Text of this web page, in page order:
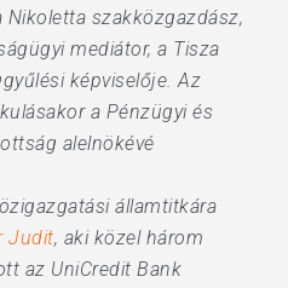
Nikoletta szakközgazdász,
mediátor, a Tisza
képviselője. Az
a Pénzügyi és
alelnökévé
államtitkára
Judit, aki közel három
az UniCredit Bank